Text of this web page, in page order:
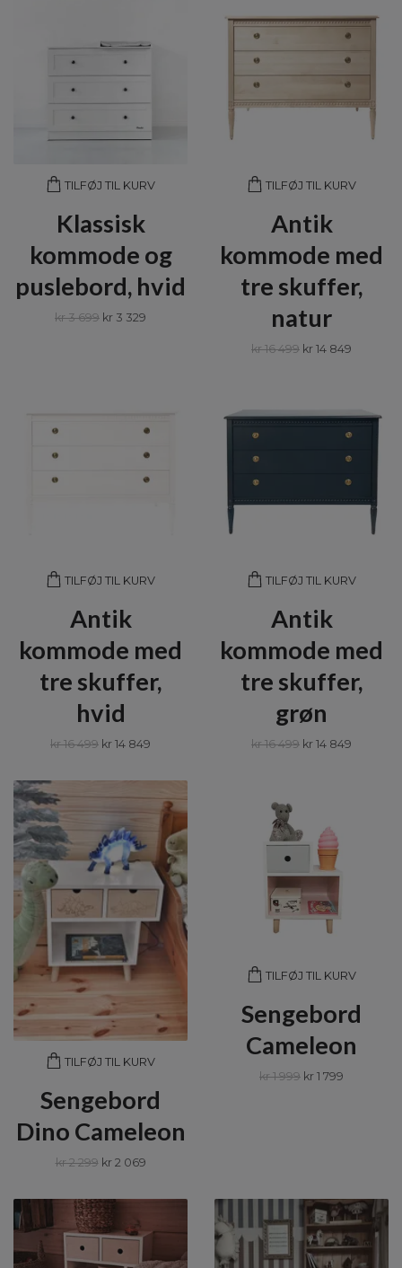
TILFØJ TIL KURV
Klassisk
kommode og
puslebord, hvid
kr 3 699 kr 3 329
TILFØJ TIL KURV
Antik
kommode med
tre skuffer,
natur
kr 16 499 kr 14 849
TILFØJ TIL KURV
Antik
kommode med
tre skuffer,
hvid
kr 16 499 kr 14 849
TILFØJ TIL KURV
Antik
kommode med
tre skuffer,
grøn
kr 16 499 kr 14 849
TILFØJ TIL KURV
Sengebord
Dino Cameleon
kr 2 299 kr 2 069
TILFØJ TIL KURV
Sengebord
Cameleon
kr 1 999 kr 1 799